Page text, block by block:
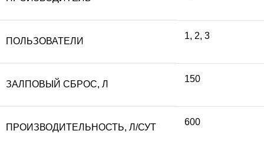
составляла
ПОЛЬЗОВАТЕЛИ
1, 2, 3
ЗАЛПОВЫЙ СБРОС, Л
150
ПРОИЗВОДИТЕЛЬНОСТЬ, Л/СУТ
600